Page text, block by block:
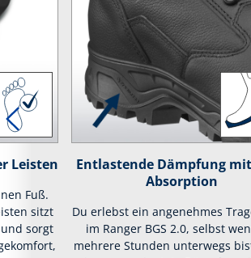
Leisten
Fuß.
sitzt
sorgt
Entlastende Dämpfung
Absorption
Du erlebst ein angenehmes
im Ranger BGS 2.0, selbst
mehrere Stunden unterwegs